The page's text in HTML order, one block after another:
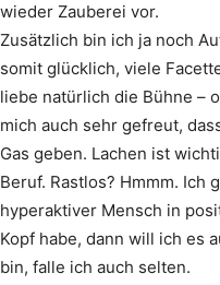
wieder Zauberei vor.
Zusätzlich bin ich ja noch
somit glücklich, viele
liebe natürlich die Bühne –
mich auch sehr gefreut,
Gas geben. Lachen ist
Beruf. Rastlos? Hmmm. Ich
hyperaktiver Mensch in
Kopf habe, dann will ich es
bin, falle ich auch selten.